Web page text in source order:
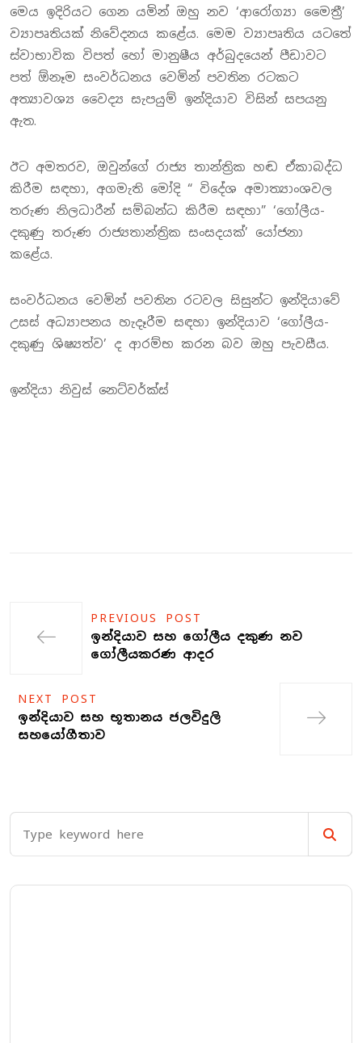
මෙය ඉදිරියට ගෙන යමින් ඔහු නව ‘ආරෝග්‍යා මෛත්‍රී’
ව්‍යාපෘතියක් නිවේදනය කළේය. මෙම ව්‍යාපෘතිය යටතේ
ස්වාභාවික විපත් හෝ මානුෂීය අර්බුදයෙන් පීඩාවට
පත් ඕනෑම සංවර්ධනය වෙමින් පවතින රටකට
අත්‍යාවශ්‍ය වෛද්‍ය සැපයුම් ඉන්දියාව විසින් සපයනු
ඇත.
ඊට අමතරව, ඔවුන්ගේ රාජ්‍ය තාන්ත්‍රික හඬ ඒකාබද්ධ
කිරීම සඳහා, අගමැති මෝදි “ විදේශ අමාත්‍යාංශවල
තරුණ නිලධාරීන් සම්බන්ධ කිරීම සඳහා” ‘ගෝලීය-
දකුණු තරුණ රාජ්‍යතාන්ත්‍රික සංසදයක්’ යෝජනා
කළේය.
සංවර්ධනය වෙමින් පවතින රටවල සිසුන්ට ඉන්දියාවේ
උසස් අධ්‍යාපනය හැදෑරීම සඳහා ඉන්දියාව ‘ගෝලීය-
දකුණු ශිෂ්‍යත්ව’ ද ආරම්භ කරන බව ඔහු පැවසීය.
ඉන්දියා නිවුස් නෙට්වර්ක්ස්
PREVIOUS POST
ඉන්දියාව සහ ගෝලීය දකුණ නව
ගෝලීයකරණ ආදර
NEXT POST
ඉන්දියාව සහ භූතානය ජලවිදුලි
සහයෝගීතාව